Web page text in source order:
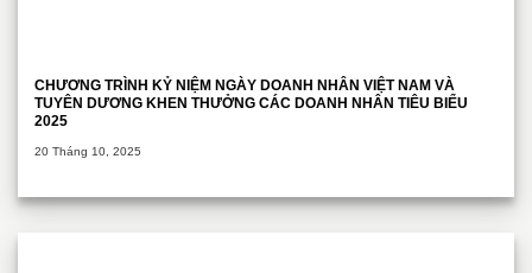
CHƯƠNG TRÌNH KỶ NIỆM NGÀY DOANH NHÂN VIỆT NAM VÀ
TUYÊN DƯƠNG KHEN THƯỞNG CÁC DOANH NHÂN TIÊU BIỂU
2025
20 Tháng 10, 2025